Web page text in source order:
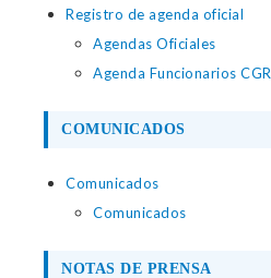
Registro de agenda oficial
Agendas Oficiales
Agenda Funcionarios CGR
COMUNICADOS
Comunicados
Comunicados
NOTAS DE PRENSA